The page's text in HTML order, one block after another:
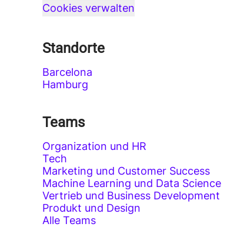
Cookies verwalten
Standorte
Barcelona
Hamburg
Teams
Organization und HR
Tech
Marketing und Customer Success
Machine Learning und Data Science
Vertrieb und Business Development
Produkt und Design
Alle Teams